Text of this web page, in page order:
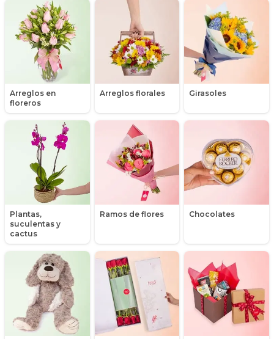
Arreglos en
floreros
Arreglos florales Girasoles
Plantas,
suculentas y
cactus
Ramos de flores Chocolates
Calas
categoria de prueba
Cestas de frutas
Chocolates y galletas
Día de la madre
Día de la secretaria
Flores y Regalos de Navidad
Galletas
Girasoles
Globos
Globos con Helio
Hipericum